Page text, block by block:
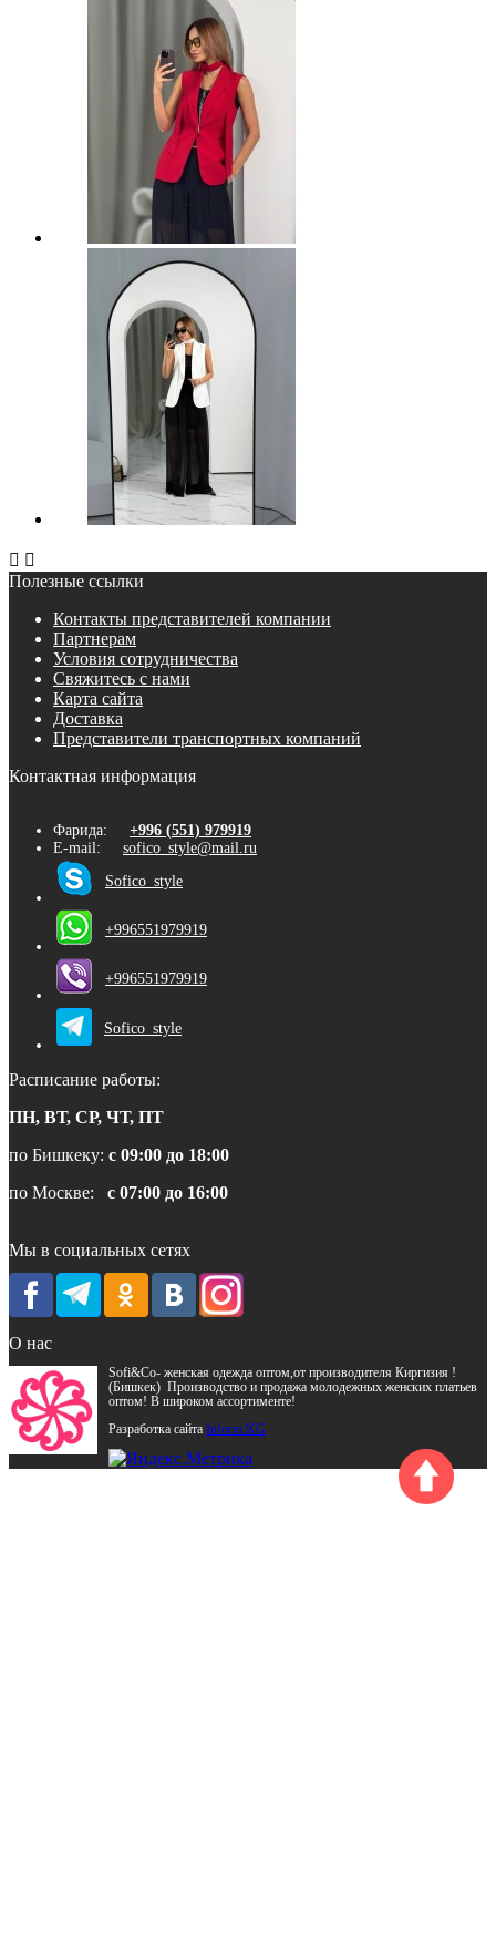
 
Полезные ссылки
Контакты представителей компании
Партнерам
Условия сотрудничества
Свяжитесь с нами
Карта сайта
Доставка
Представители транспортных компаний
Контактная информация
Фарида: +996 (551) 979919
E-mail: sofico_style@mail.ru
Sofico_style
+996551979919
+996551979919
Sofico_style
Расписание работы:
ПН, ВТ, СР, ЧТ, ПТ
по Бишкеку: с 09:00 до 18:00
по Москве: с 07:00 до 16:00
Мы в социальных сетях
О нас
Sofi&Co- женская одежда оптом,от производителя Киргизия !
(Бишкек) Производство и продажа молодежных женских платьев
оптом! В широком ассортименте!
Разработка сайта Inform.KG